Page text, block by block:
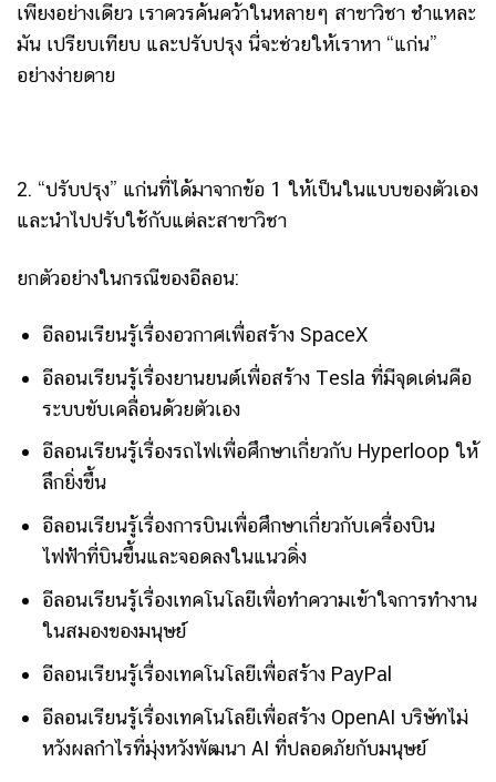
เพียงอย่างเดียว เราควรค้นคว้าในหลายๆ สาขาวิชา ชำแหละ
มัน เปรียบเทียบ และปรับปรุง นี่จะช่วยให้เราหา “แก่น”
อย่างง่ายดาย
2. “ปรับปรุง” แก่นที่ได้มาจากข้อ 1 ให้เป็นในแบบของตัวเอง
และนำไปปรับใช้กับแต่ละสาขาวิชา
ยกตัวอย่างในกรณีของอีลอน:
อีลอนเรียนรู้เรื่องอวกาศเพื่อสร้าง SpaceX
อีลอนเรียนรู้เรื่องยานยนต์เพื่อสร้าง Tesla ที่มีจุดเด่นคือ
ระบบขับเคลื่อนด้วยตัวเอง
อีลอนเรียนรู้เรื่องรถไฟเพื่อศึกษาเกี่ยวกับ Hyperloop ให้
ลึกยิ่งขึ้น
อีลอนเรียนรู้เรื่องการบินเพื่อศึกษาเกี่ยวกับเครื่องบิน
ไฟฟ้าที่บินขึ้นและจอดลงในแนวดิ่ง
อีลอนเรียนรู้เรื่องเทคโนโลยีเพื่อทำความเข้าใจการทำงาน
ในสมองของมนุษย์
อีลอนเรียนรู้เรื่องเทคโนโลยีเพื่อสร้าง PayPal
อีลอนเรียนรู้เรื่องเทคโนโลยีเพื่อสร้าง OpenAI บริษัทไม่
หวังผลกำไรที่มุ่งหวังพัฒนา AI ที่ปลอดภัยกับมนุษย์